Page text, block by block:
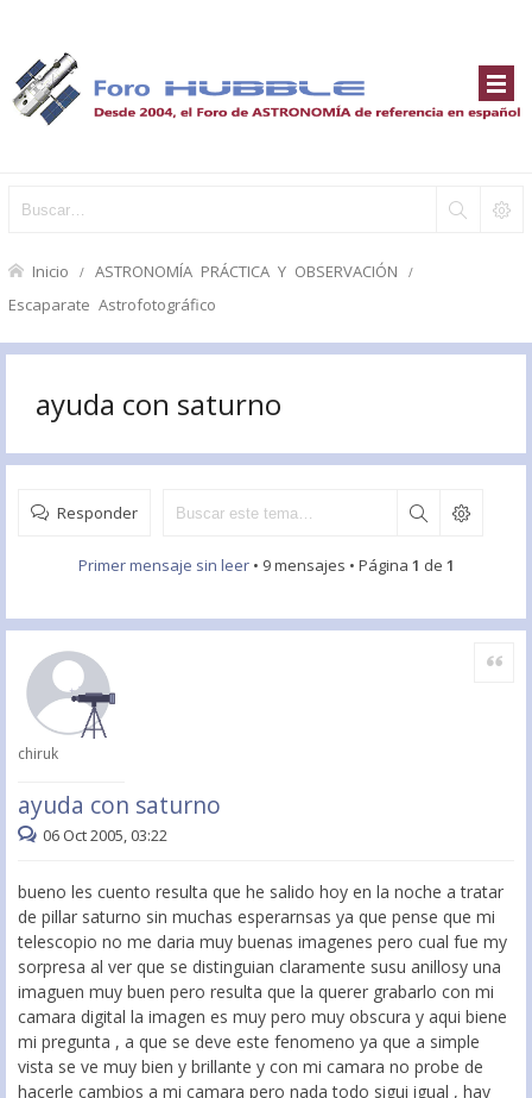
Inicio ASTRONOMÍA PRÁCTICA Y OBSERVACIÓN
Escaparate Astrofotográfico
ayuda con saturno
Responder
Primer mensaje sin leer• 9 mensajes • Página 1 de 1
chiruk
ayuda con saturno
Citar
06 Oct 2005, 03:22
bueno les cuento resulta que he salido hoy en la noche a tratar
de pillar saturno sin muchas esperarnsas ya que pense que mi
telescopio no me daria muy buenas imagenes pero cual fue my
sorpresa al ver que se distinguian claramente susu anillosy una
imaguen muy buen pero resulta que la querer grabarlo con mi
camara digital la imagen es muy pero muy obscura y aqui biene
mi pregunta , a que se deve este fenomeno ya que a simple
vista se ve muy bien y brillante y con mi camara no probe de
hacerle cambios a mi camara pero nada todo sigui igual , hay